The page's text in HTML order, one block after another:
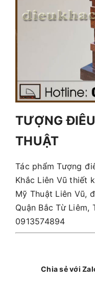
TƯỢNG
THUẬT
Tác phẩm Tượng
Khắc Liên Vũ thiết
Mỹ Thuật Liên Vũ,
Quận Bắc Từ Liêm,
0913574894
Chia sẻ với